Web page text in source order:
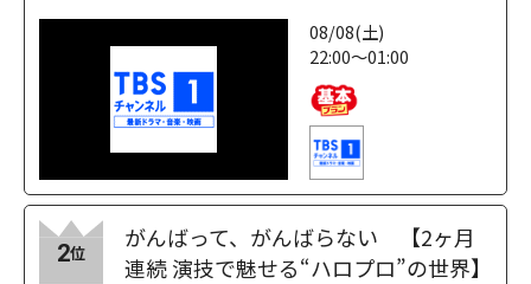
08/08(土)
22:00～01:00
2位
がんばって、がんばらない 【2ヶ月
連続 演技で魅せる“ハロプロ”の世界】